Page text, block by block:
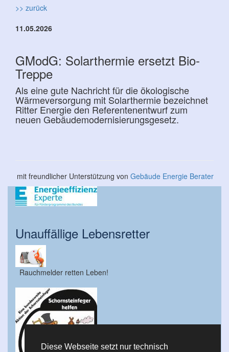
Diese Webseite setzt nur technisch
>> zurück
11.05.2026
GModG: Solarthermie ersetzt Bio-
Treppe
Als eine gute Nachricht für die ökologische
Wärmeversorgung mit Solarthermie bezeichnet
Ritter Energie den Referentenentwurf zum
neuen Gebäudemodernisierungsgesetz.
mit freundlicher Unterstützung von Gebäude Energie Berater
Unauffällige Lebensretter
Rauchmelder retten Leben!